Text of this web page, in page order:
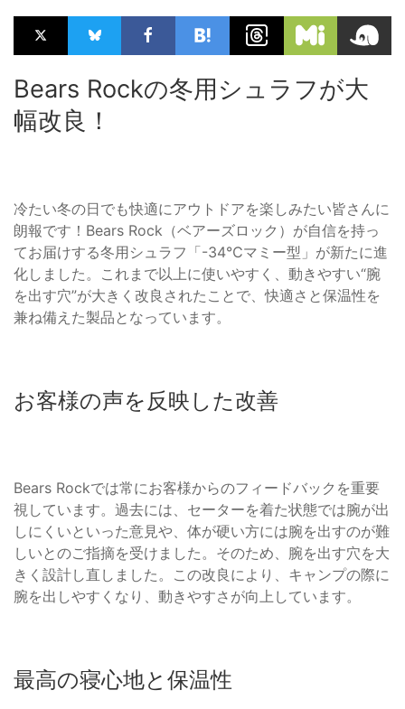
Bears Rockの冬用シュラフが大
幅改良！
冷たい冬の日でも快適にアウトドアを楽しみたい皆さんに
朗報です！Bears Rock（ベアーズロック）が自信を持っ
てお届けする冬用シュラフ「-34℃マミー型」が新たに進
化しました。これまで以上に使いやすく、動きやすい“腕
を出す穴”が大きく改良されたことで、快適さと保温性を
兼ね備えた製品となっています。
お客様の声を反映した改善
Bears Rockでは常にお客様からのフィードバックを重要
視しています。過去には、セーターを着た状態では腕が出
しにくいといった意見や、体が硬い方には腕を出すのが難
しいとのご指摘を受けました。そのため、腕を出す穴を大
きく設計し直しました。この改良により、キャンプの際に
腕を出しやすくなり、動きやすさが向上しています。
最高の寝心地と保温性